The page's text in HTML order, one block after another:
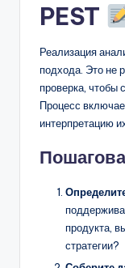
PEST
Реализация
подхода. Это не
проверка, чтобы
Процесс
интерпретацию
продукта,
стратегии?